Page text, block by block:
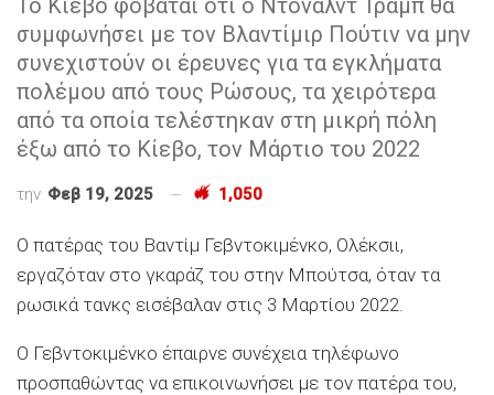
συμφωνήσει με τον Βλαντίμιρ Πούτιν να μην
συνεχιστούν οι έρευνες για τα εγκλήματα
πολέμου από τους Ρώσους, τα χειρότερα
από τα οποία τελέστηκαν στη μικρή πόλη
έξω από το Κίεβο, τον Μάρτιο του 2022
την Φεβ 19, 2025 1,050
Ο πατέρας του Βαντίμ Γεβντοκιμένκο, Ολέκσιι,
εργαζόταν στο γκαράζ του στην Μπούτσα, όταν τα
ρωσικά τανκς εισέβαλαν στις 3 Μαρτίου 2022.
Ο Γεβντοκιμένκο έπαιρνε συνέχεια τηλέφωνο
προσπαθώντας να επικοινωνήσει με τον πατέρα του,